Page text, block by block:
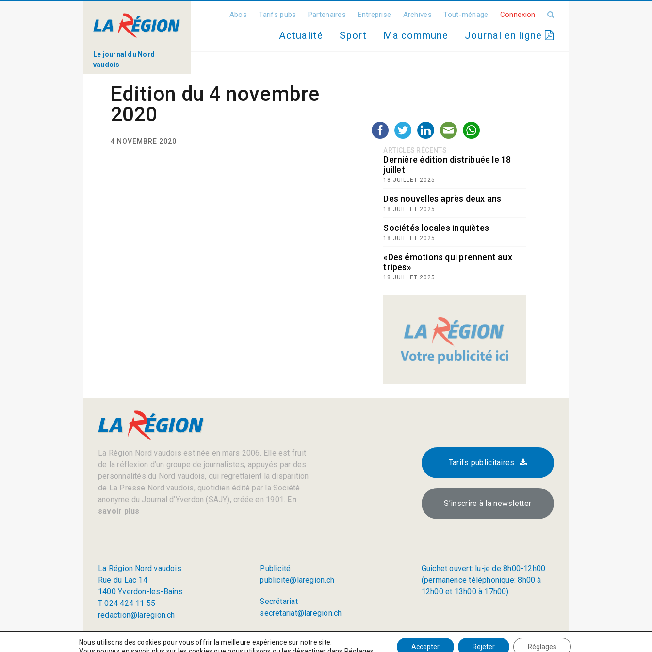
Le journal du Nord
vaudois
Abos Tarifs pubs Partenaires Entreprise Archives Tout-ménage Connexion
Actualité Sport Ma commune Journal en ligne
Edition du 4 novembre
2020
4 NOVEMBRE 2020
ARTICLES RÉCENTS
Dernière édition distribuée le 18
juillet
18 JUILLET 2025
Des nouvelles après deux ans
18 JUILLET 2025
Sociétés locales inquiètes
18 JUILLET 2025
«Des émotions qui prennent aux
tripes»
18 JUILLET 2025
La Région Nord vaudois est née en mars 2006. Elle est fruit
de la réflexion d’un groupe de journalistes, appuyés par des
personnalités du Nord vaudois, qui regrettaient la disparition
de La Presse Nord vaudois, quotidien édité par la Société
anonyme du Journal d’Yverdon (SAJY), créée en 1901. En
savoir plus
Tarifs publicitaires
S’inscrire à la newsletter
La Région Nord vaudois
Rue du Lac 14
1400 Yverdon-les-Bains
T 024 424 11 55
redaction@laregion.ch
Publicité
publicite@laregion.ch
Secrétariat
secretariat@laregion.ch
Guichet ouvert: lu-je de 8h00-12h00
(permanence téléphonique: 8h00 à
12h00 et 13h00 à 17h00)
Politique de confidentialité
Nous utilisons des cookies pour vous offrir la meilleure expérience sur notre site.
Accepter Rejeter Réglages